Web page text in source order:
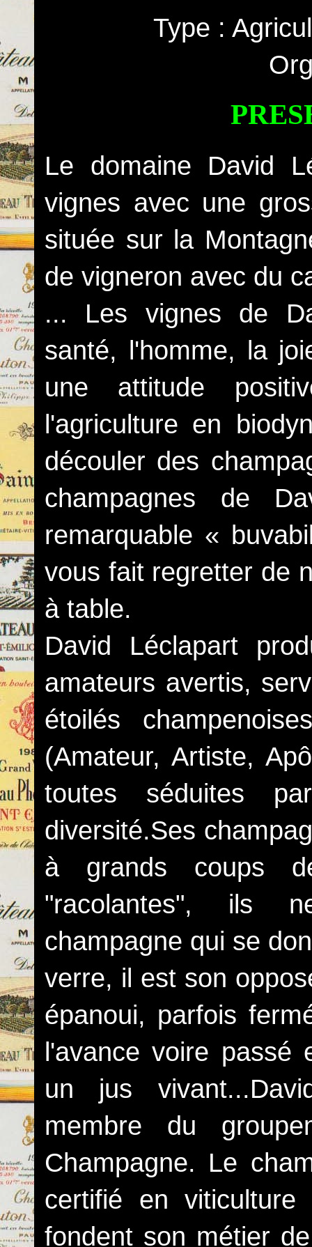
Type :
Le domaine David
vignes avec une
située sur la
de vigneron avec du
... Les vignes de
santé, l'homme, la
une attitude
l'agriculture en
découler des
champagnes de
remarquable «
vous fait regretter de
à table.
David Léclapart
amateurs avertis,
étoilés
(Amateur, Artiste,
toutes séduites
diversité.Ses
à grands coups
"racolantes", ils
champagne qui se
verre, il est son
épanoui, parfois
l'avance voire
un jus
membre du
Champagne. Le
certifié en viticulture
fondent son métier